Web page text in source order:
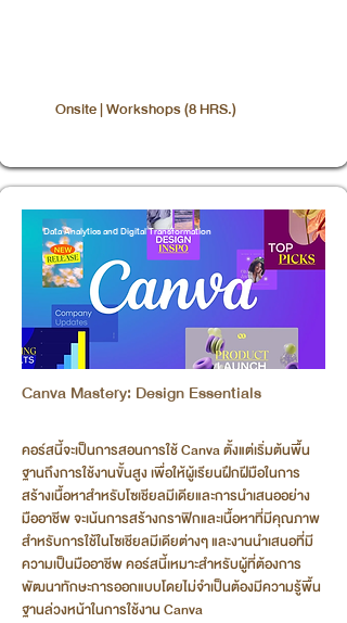
Onsite | Workshops (8 HRS.)
Data Analytics and Digital Transformation
Canva Mastery: Design Essentials
คอร์สนี้จะเป็นการสอนการใช้ Canva ตั้งแต่เริ่มต้นพื้น
ฐานถึงการใช้งานขั้นสูง เพื่อให้ผู้เรียนฝึกฝีมือในการ
สร้างเนื้อหาสำหรับโซเชียลมีเดียและการนำเสนออย่าง
มืออาชีพ จะเน้นการสร้างกราฟิกและเนื้อหาที่มีคุณภาพ
สำหรับการใช้ในโซเชียลมีเดียต่างๆ และงานนำเสนอที่มี
ความเป็นมืออาชีพ คอร์สนี้เหมาะสำหรับผู้ที่ต้องการ
พัฒนาทักษะการออกแบบโดยไม่จำเป็นต้องมีความรู้พื้น
ฐานล่วงหน้าในการใช้งาน Canva